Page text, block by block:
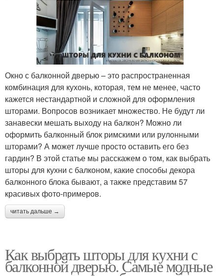
Окно с балконной дверью – это распространенная
комбинация для кухонь, которая, тем не менее, часто
кажется нестандартной и сложной для оформления
шторами. Вопросов возникает множество. Не будут ли
занавески мешать выходу на балкон? Можно ли
оформить балконный блок римскими или рулонными
шторами? А может лучше просто оставить его без
гардин? В этой статье мы расскажем о том, как выбрать
шторы для кухни с балконом, какие способы декора
балконного блока бывают, а также представим 57
красивых фото-примеров.
читать дальше →
Как выбрать шторы для кухни с
балконной дверью. Самые модные